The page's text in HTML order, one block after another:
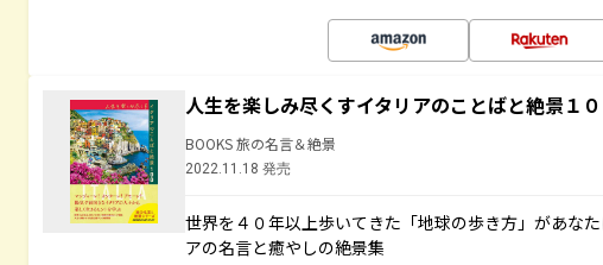
人生を楽しみ尽くすイタリアのことばと絶景１
BOOKS 旅の名言＆絶景
2022.11.18 発売
世界を４０年以上歩いてきた「地球の歩き方」があな
アの名言と癒やしの絶景集